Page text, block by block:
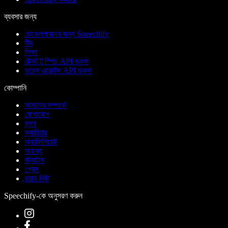
ব্যবসার জন্য
ডেভেলপারদের জন্য Speechify
টিম
শিক্ষা
টেক্সট টু স্পিচ API ডকস
ভয়েস এজেন্টস API ডকস
কোম্পানি
আমাদের সম্পর্কে
যোগাযোগ
ব্লগ
ক্যারিয়ার
অ্যাফিলিয়েট
সাহায্য
স্ট্যাটাস
প্রেস
ব্র্যান্ড কিট
Speechify-কে অনুসরণ করুন